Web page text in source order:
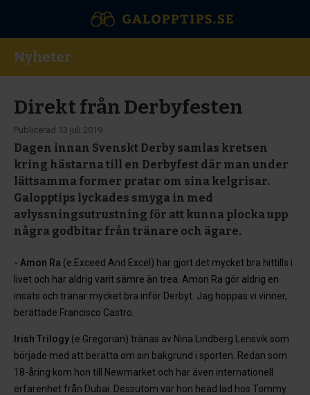
Nyheter
Direkt från Derbyfesten
Publicerad 13 juli 2019
Dagen innan Svenskt Derby samlas kretsen
kring hästarna till en Derbyfest där man under
lättsamma former pratar om sina kelgrisar.
Galopptips lyckades smyga in med
avlyssningsutrustning för att kunna plocka upp
några godbitar från tränare och ägare.
- Amon Ra (e.Exceed And Excel) har gjort det mycket bra hittills i
livet och har aldrig varit sämre än trea. Amon Ra gör aldrig en
insats och tränar mycket bra inför Derbyt. Jag hoppas vi vinner,
berättade Francisco Castro.
Irish Trilogy (e.Gregorian) tränas av Nina Lindberg Lensvik som
började med att berätta om sin bakgrund i sporten. Redan som
18-åring kom hon till Newmarket och har även internationell
erfarenhet från Dubai. Dessutom var hon head lad hos Tommy